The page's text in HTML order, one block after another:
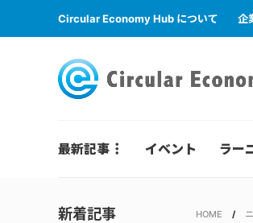
Circular Economy Hub について 企
最新記事 イベント ラー
新着記事 HOME